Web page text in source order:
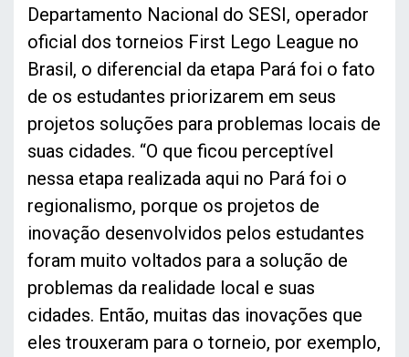
Departamento Nacional do SESI, operador
oficial dos torneios First Lego League no
Brasil, o diferencial da etapa Pará foi o fato
de os estudantes priorizarem em seus
projetos soluções para problemas locais de
suas cidades. “O que ficou perceptível
nessa etapa realizada aqui no Pará foi o
regionalismo, porque os projetos de
inovação desenvolvidos pelos estudantes
foram muito voltados para a solução de
problemas da realidade local e suas
cidades. Então, muitas das inovações que
eles trouxeram para o torneio, por exemplo,